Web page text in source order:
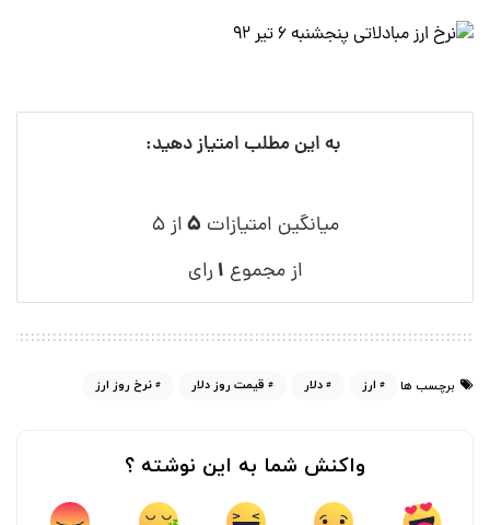
به این مطلب امتیاز دهید:
میانگین امتیازات ۵از ۵
از مجموع ۱ رای
برچسب ها ارز دلار قیمت روز دلار نرخ روز ارز
واکنش شما به این نوشته ؟